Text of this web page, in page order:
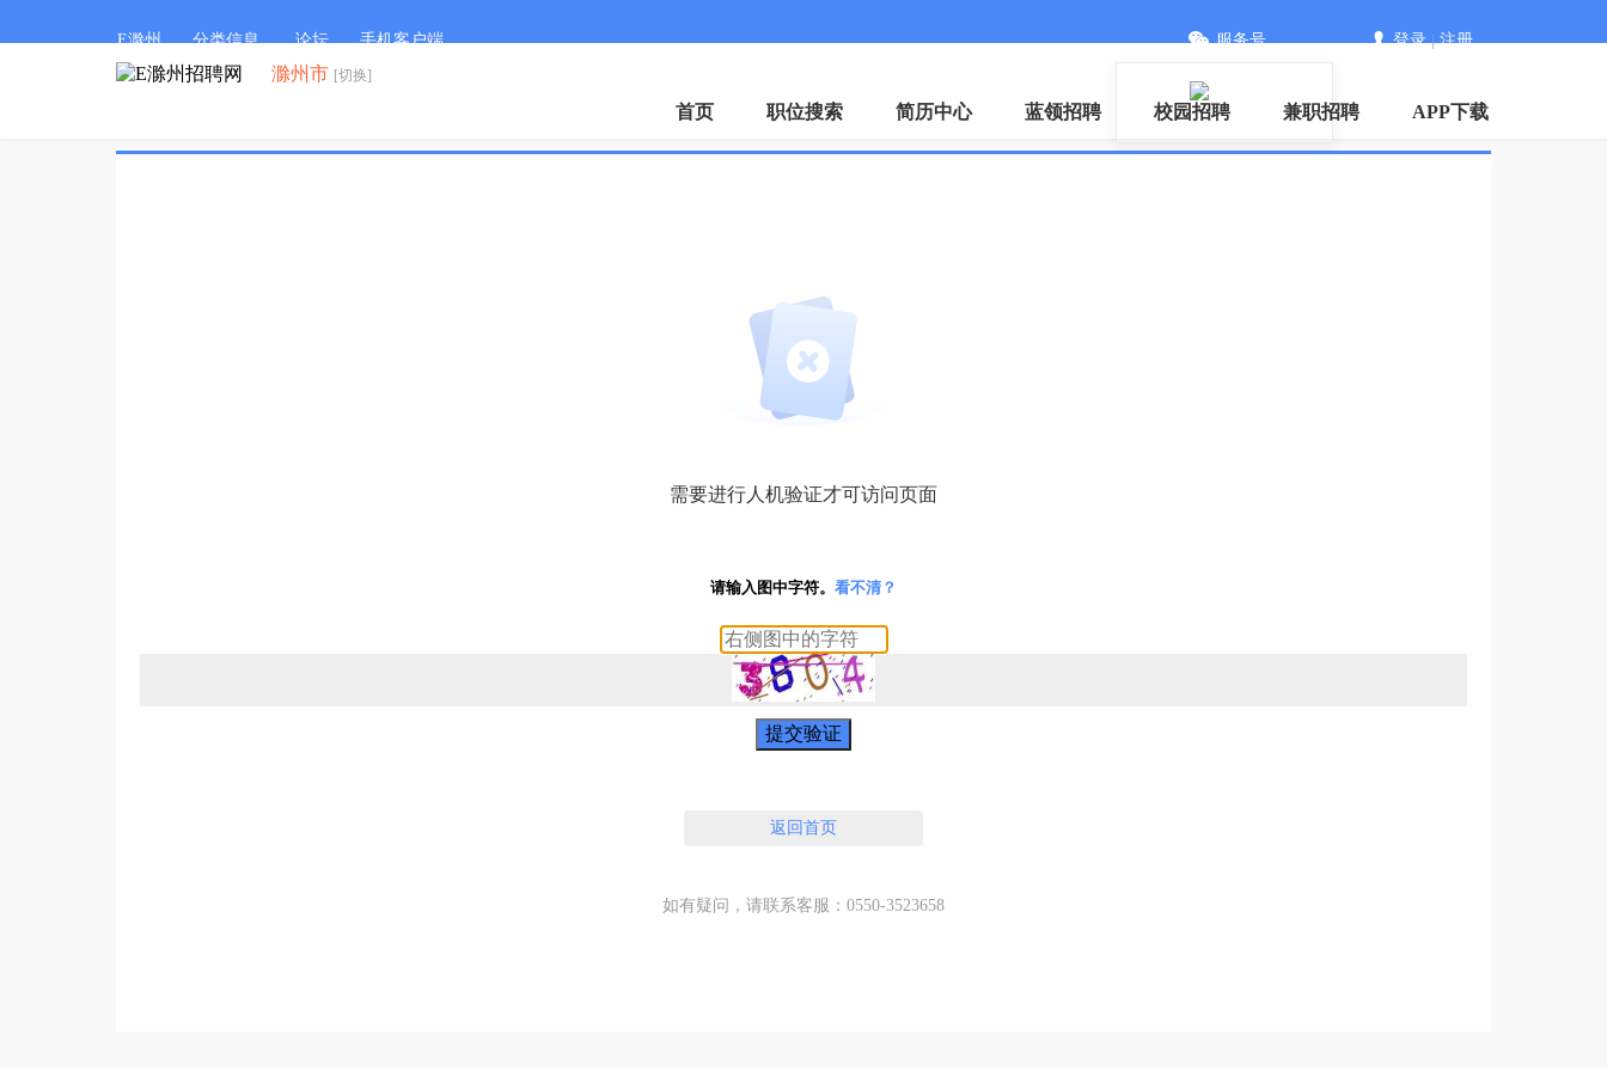
E滁州 分类信息 论坛 手机客户端 服务号 登录|注册
滁州市 [切换]
首页 职位搜索 简历中心 蓝领招聘 校园招聘 兼职招聘 APP下载
需要进行人机验证才可访问页面
请输入图中字符。 看不清？
提交验证
返回首页
如有疑问，请联系客服：0550-3523658